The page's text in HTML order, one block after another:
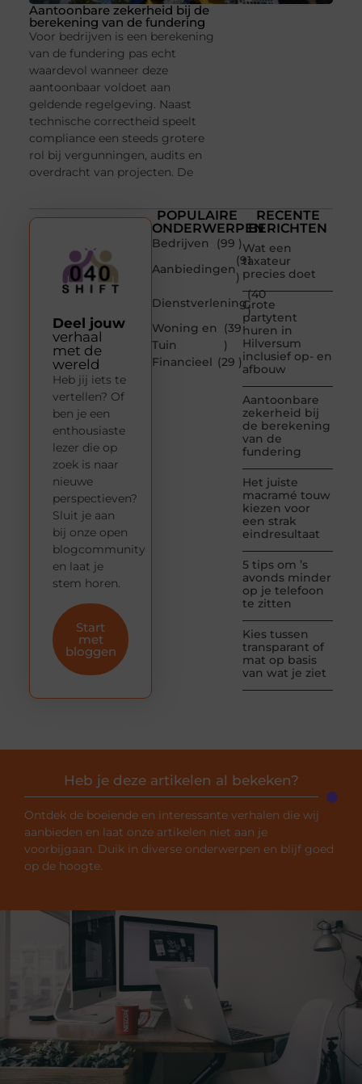
Aantoonbare zekerheid bij de
berekening van de fundering
Voor bedrijven is een berekening
van de fundering pas echt
waardevol wanneer deze
aantoonbaar voldoet aan
geldende regelgeving. Naast
technische correctheid speelt
compliance een steeds grotere
rol bij vergunningen, audits en
overdracht van projecten. De
POPULAIRE
ONDERWERPEN
Bedrijven
(99 )
Aanbiedingen
(91
)
Dienstverlening
(40
)
Woning en
Tuin
(39
)
Financieel (29 )
RECENTE
BERICHTEN
Wat een
taxateur
precies doet
Grote
partytent
huren in
Hilversum
inclusief op- en
afbouw
Aantoonbare
zekerheid bij
de berekening
van de
fundering
Het juiste
macramé touw
kiezen voor
een strak
eindresultaat
5 tips om ’s
avonds minder
op je telefoon
te zitten
Kies tussen
transparant of
mat op basis
van wat je ziet
Deel jouw
verhaal
met de
wereld
Heb jij iets te
vertellen? Of
ben je een
enthousiaste
lezer die op
zoek is naar
nieuwe
perspectieven?
Sluit je aan
bij onze open
blogcommunity
en laat je
stem horen.
Start
met
bloggen
Heb je deze artikelen al bekeken?
Ontdek de boeiende en interessante verhalen die wij
aanbieden en laat onze artikelen niet aan je
voorbijgaan. Duik in diverse onderwerpen en blijf goed
op de hoogte.